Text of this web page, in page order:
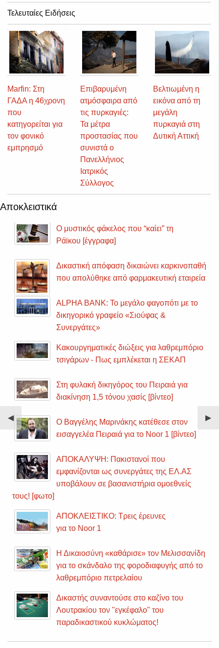
Τελευταίες Ειδήσεις
Marfin: Στη
ΓΑΔΑ η 46χρονη
που
κατηγορείται για
τον φονικό
εμπρησμό
Επιβαρυμένη
ατμόσφαιρα από
τις πυρκαγιές:
Τα μέτρα
προστασίας που
συνιστά ο
Πανελλήνιος
Ιατρικός
Σύλλογος
Βελτιωμένη η
εικόνα από τη
μεγάλη
πυρκαγιά στη
Δυτική Αττική
Αποκλειστικά
Previous
Slide
◀︎ ▶︎
Ο μυστικός φάκελος που “καίει” τη
Ράϊκου [έγγραφα]
Δικαστική απόφαση δικαιώνει καρκινοπαθή
που απολύθηκε από φαρμακευτική εταιρεία
ALPHA BANK: Το μεγάλο φαγοπότι με το
δικηγορικό γραφείο «Σιούφας &
Συνεργάτες»
Κακουργηματικές διώξεις για λαθρεμπόριο
τσιγάρων - Πως εμπλέκεται η ΣΕΚΑΠ
Στη φυλακή δικηγόρος του Πειραιά για
διακίνηση 1,5 τόνου χασίς [βίντεο]
Ο Βαγγέλης Μαρινάκης κατέθεσε στον
εισαγγελέα Πειραιά για το Noor 1 [βίντεο]
ΑΠΟΚΑΛΥΨΗ: Πακιστανοί που
εμφανίζονται ως συνεργάτες της ΕΛ.ΑΣ
υποβάλουν σε βασανιστήρια ομοεθνείς
τους! [φωτο]
ΑΠΟΚΛΕΙΣΤΙΚΟ: Τρεις έρευνες
για το Noor 1
Η Δικαιοσύνη «καθάρισε» τον Μελισσανίδη
για το σκάνδαλο της φοροδιαφυγής από το
λαθρεμπόριο πετρελαίου
Δικαστής συναντούσε στο καζίνο του
Λουτρακίου τον "εγκέφαλο" του
παραδικαστικού κυκλώματος!